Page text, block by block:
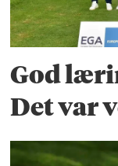
God
Det var